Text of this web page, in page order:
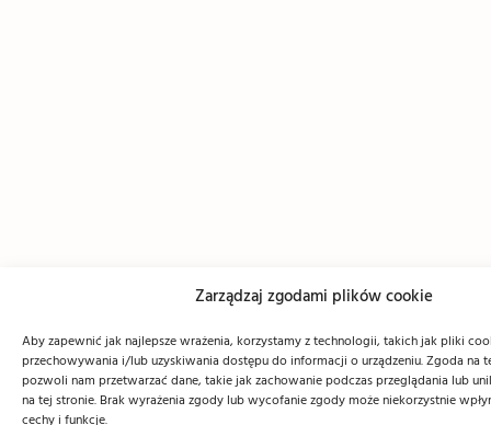
Zarządzaj zgodami plików cookie
Aby zapewnić jak najlepsze wrażenia, korzystamy z technologii, takich jak pliki
przechowywania i/lub uzyskiwania dostępu do informacji o urządzeniu. Zgoda na
pozwoli nam przetwarzać dane, takie jak zachowanie podczas przeglądania lub
na tej stronie. Brak wyrażenia zgody lub wycofanie zgody może niekorzystnie
cechy i funkcje.